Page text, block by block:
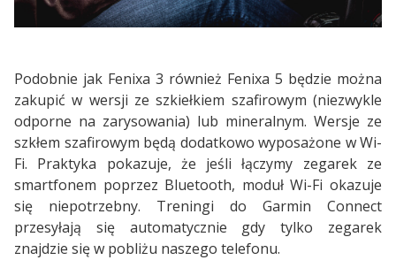
Podobnie jak Fenixa 3 również Fenixa 5 będzie można
zakupić w wersji ze szkiełkiem szafirowym (niezwykle
odporne na zarysowania) lub mineralnym. Wersje ze
szkłem szafirowym będą dodatkowo wyposażone w Wi-
Fi. Praktyka pokazuje, że jeśli łączymy zegarek ze
smartfonem poprzez Bluetooth, moduł Wi-Fi okazuje
się niepotrzebny. Treningi do Garmin Connect
przesyłają się automatycznie gdy tylko zegarek
znajdzie się w pobliżu naszego telefonu.